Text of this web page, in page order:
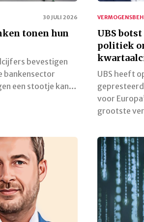
30 JULI 2026
tonen hun
bevestigen
bankensector
een stootje kan…
UBS
politiek
UBS heeft
voor
grootste